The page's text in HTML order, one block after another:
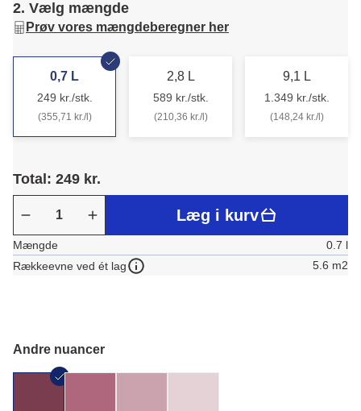
2. Vælg mængde
Prøv vores mængdeberegner her
0,7 L
249 kr./stk.
(355,71 kr./l)
2,8 L
589 kr./stk.
(210,36 kr./l)
9,1 L
1.349 kr./stk.
(148,24 kr./l)
Total: 249 kr.
Læg i kurv
Mængde
0.7 l
Rækkeevne ved ét lag
5.6 m2
Andre nuancer